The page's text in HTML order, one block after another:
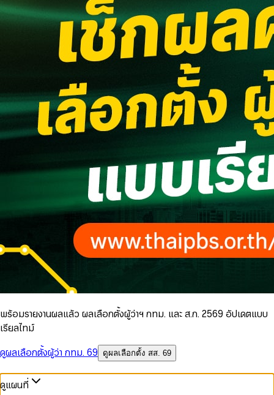
พร้อมรายงานผลแล้ว ผลเลือกตั้งผู้ว่าฯ กทม. และ ส.ก. 2569 อัปเดตแบบ
เรียลไทม์
ดูผลเลือกตั้งผู้ว่า กทม. 69
ดูผลเลือกตั้ง สส. 69
ดูแผนที่